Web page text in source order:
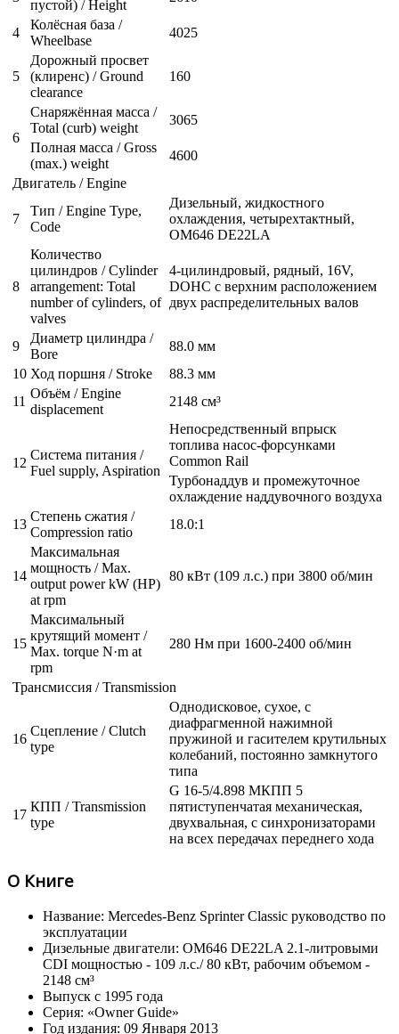
пустой) / Height
4
Колёсная база /
Wheelbase
4025
5
Дорожный просвет
(клиренс) / Ground
clearance
160
6
Снаряжённая масса /
Total (curb) weight
3065
Полная масса / Gross
(max.) weight
4600
Двигатель / Engine
7
Тип / Engine Type,
Code
Дизельный, жидкостного
охлаждения, четырехтактный,
OM646 DE22LA
8
Количество
цилиндров / Cylinder
arrangement: Total
number of cylinders, of
valves
4-цилиндровый, рядный, 16V,
DOHC с верхним расположением
двух распределительных валов
9
Диаметр цилиндра /
Bore
88.0 мм
10 Ход поршня / Stroke
88.3 мм
11
Объём / Engine
displacement
2148 см³
12
Система питания /
Fuel supply, Aspiration
Непосредственный впрыск
топлива насос-форсунками
Common Rail
Турбонаддув и промежуточное
охлаждение наддувочного воздуха
13
Степень сжатия /
Compression ratio
18.0:1
14
Максимальная
мощность / Max.
output power kW (HP)
at rpm
80 кВт (109 л.с.) при 3800 об/мин
15
Максимальный
крутящий момент /
Max. torque N·m at
rpm
280 Нм при 1600-2400 об/мин
Трансмиссия / Transmission
16
Сцепление / Clutch
type
Однодисковое, сухое, с
диафрагменной нажимной
пружиной и гасителем крутильных
колебаний, постоянно замкнутого
типа
17
КПП / Transmission
type
G 16-5/4.898 МКПП 5
пятиступенчатая механическая,
двухвальная, с синхронизаторами
на всех передачах переднего хода
О Книге
Название: Mercedes-Benz Sprinter Classic руководство по
эксплуатации
Дизельные двигатели: OM646 DE22LA 2.1-литровыми
CDI мощностью - 109 л.с./ 80 кВт, рабочим объемом -
2148 см³
Выпуск с 1995 года
Серия: «Owner Guide»
Год издания: 09 Января 2013